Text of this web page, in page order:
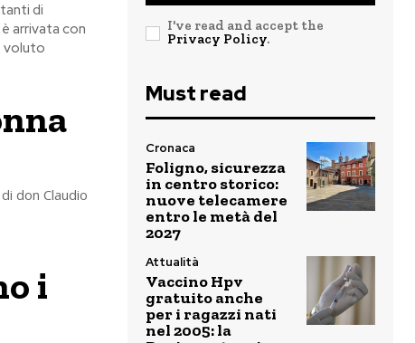
di
arrivata con
voluto
don Claudio
i
I've read and accept the
Privacy Policy.
Must read
Cronaca
Foligno, sicurezza
in centro storico:
nuove telecamere
entro le metà del
2027
Attualità
Vaccino Hpv
gratuito anche
per i ragazzi nati
nel 2005: la